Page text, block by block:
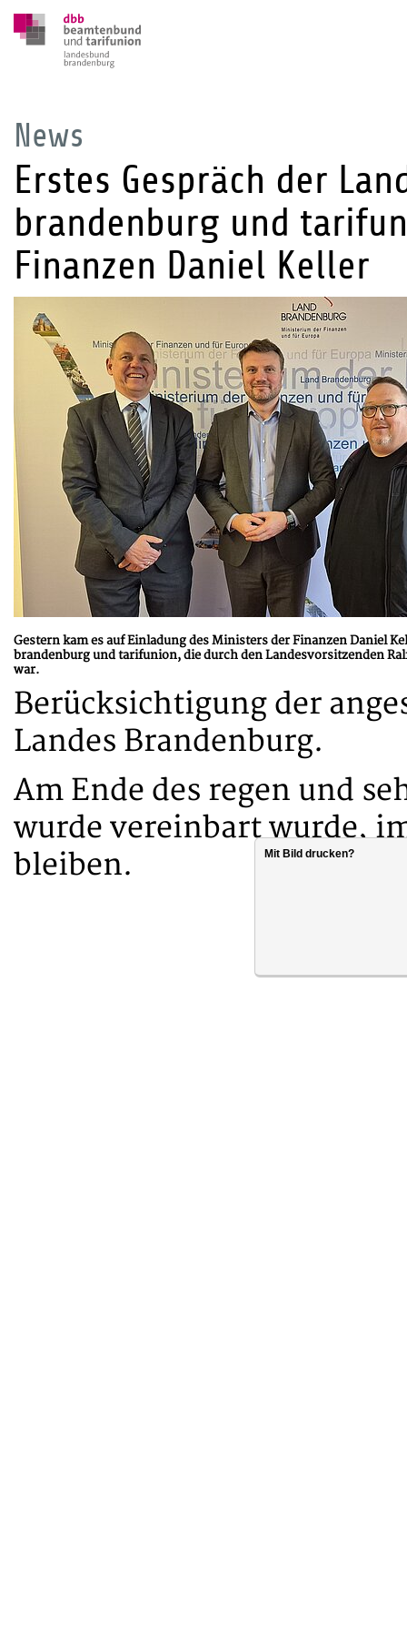
News
Erstes Gespräch der
brandenburg und
Finanzen Daniel Keller
Gestern kam es auf Einladung des Ministers der Finanzen Daniel
brandenburg und tarifunion, die durch den Landesvorsitzenden
war.
Berücksichtigung der
Landes Brandenburg.
Am Ende des regen und
wurde vereinbart wurde,
bleiben.
Mit Bild drucken?